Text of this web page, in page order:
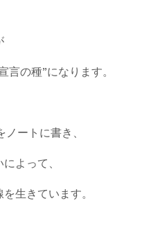
言の種”になります。
ートに書き、
よって、
生きています。